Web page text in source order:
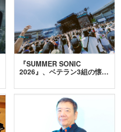
『SUMMER SONIC
2026』、ベテラン3組の懐…